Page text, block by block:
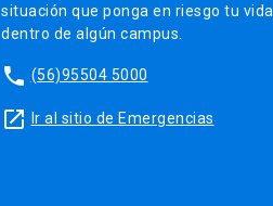
situación que ponga en riesgo tu vida
dentro de algún campus.
phone (56)95504 5000
launch Ir al sitio de Emergencias